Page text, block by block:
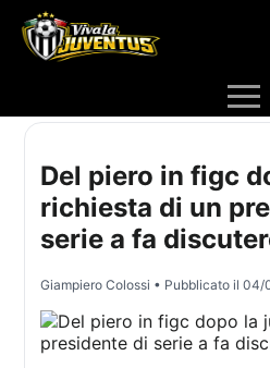
Del piero in figc
richiesta di un
serie a fa
Giampiero Colossi • Pubblicato il04/